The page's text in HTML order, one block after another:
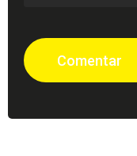
Comentar